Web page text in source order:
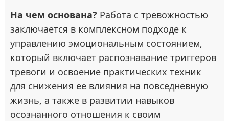
На чем основана? Работа с тревожностью
заключается в комплексном подходе к
управлению эмоциональным состоянием,
который включает распознавание триггеров
тревоги и освоение практических техник
для снижения ее влияния на повседневную
жизнь, а также в развитии навыков
осознанного отношения к своим